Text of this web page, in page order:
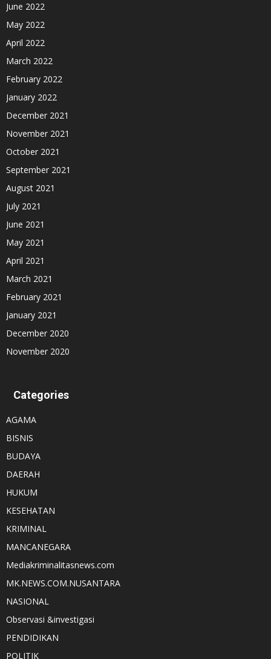
June 2022
May 2022
April 2022
March 2022
February 2022
January 2022
December 2021
November 2021
October 2021
September 2021
August 2021
July 2021
June 2021
May 2021
April 2021
March 2021
February 2021
January 2021
December 2020
November 2020
Categories
AGAMA
BISNIS
BUDAYA
DAERAH
HUKUM
KESEHATAN
KRIMINAL
MANCANEGARA
Mediakriminalitasnews.com
MK.NEWS.COM.NUSANTARA
NASIONAL
Observasi &investigasi
PENDIDIKAN
POLITIK